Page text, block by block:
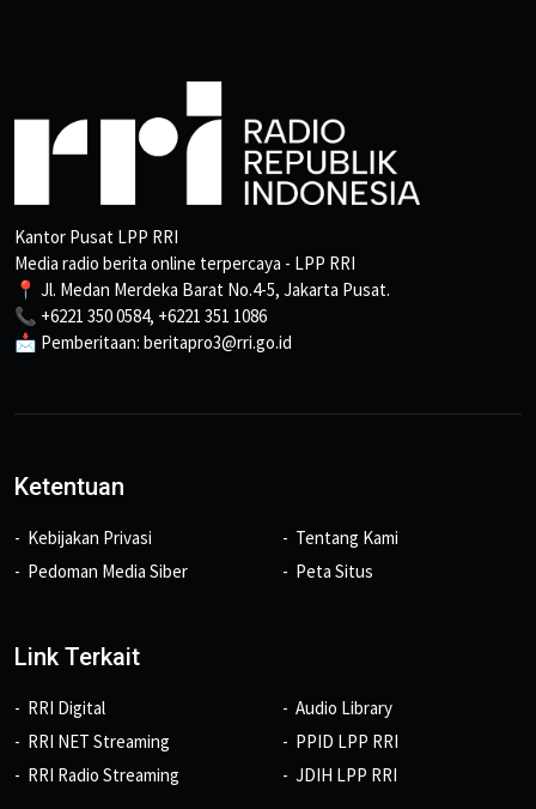
Kantor Pusat LPP RRI
Media radio berita online terpercaya - LPP RRI
📍 Jl. Medan Merdeka Barat No.4-5, Jakarta Pusat.
📞 +6221 350 0584, +6221 351 1086
📩 Pemberitaan: beritapro3@rri.go.id
Ketentuan
Kebijakan Privasi
Pedoman Media Siber
Tentang Kami
Peta Situs
Link Terkait
RRI Digital
RRI NET Streaming
RRI Radio Streaming
Audio Library
PPID LPP RRI
JDIH LPP RRI